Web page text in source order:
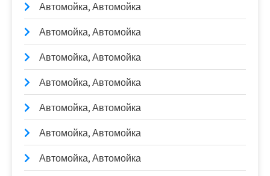
Автомойка, Автомойка
Автомойка, Автомойка
Автомойка, Автомойка
Автомойка, Автомойка
Автомойка, Автомойка
Автомойка, Автомойка
Автомойка, Автомойка